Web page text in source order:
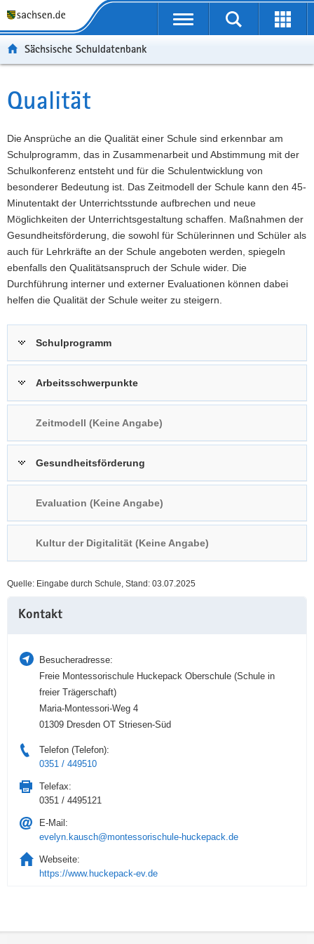
t
ü
e
r
g
r
e
i
f
e
n
d
e
i
g
o
n
r
l
a
v
i
g
a
t
i
o
n
a
t
n
h
a
l
t
W
t
r
e
I
n
f
o
r
m
a
t
i
r
i
c
e
Portalübergreifende
Suche
Sächsische Schuldatenbank
Hauptinhalt
Qualität
Die Ansprüche an die Qualität einer Schule sind erkennbar am
Schulprogramm, das in Zusammenarbeit und Abstimmung mit der
Schulkonferenz entsteht und für die Schulentwicklung von
besonderer Bedeutung ist. Das Zeitmodell der Schule kann den 45-
Minutentakt der Unterrichtsstunde aufbrechen und neue
Möglichkeiten der Unterrichtsgestaltung schaffen. Maßnahmen der
Gesundheitsförderung, die sowohl für Schülerinnen und Schüler als
auch für Lehrkräfte an der Schule angeboten werden, spiegeln
ebenfalls den Qualitätsanspruch der Schule wider. Die
Durchführung interner und externer Evaluationen können dabei
helfen die Qualität der Schule weiter zu steigern.
Schulprogramm
Arbeitsschwerpunkte
Zeitmodell (Keine Angabe)
Gesundheitsförderung
Evaluation (Keine Angabe)
Kultur der Digitalität (Keine Angabe)
Quelle: Eingabe durch Schule, Stand: 03.07.2025
Information
Kontakt
Besucheradresse:
Freie Montessorischule Huckepack Oberschule (Schule in
freier Trägerschaft)
Maria-Montessori-Weg 4
01309 Dresden OT Striesen-Süd
Telefon (Telefon):
0351 / 449510
Telefax:
0351 / 4495121
E-Mail:
evelyn.kausch@montessorischule-huckepack.de
Webseite:
https://www.huckepack-ev.de